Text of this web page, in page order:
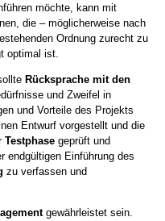
möchte, kann mit
die – möglicherweise nach
Ordnung zurecht zu
optimal ist.
Rücksprache mit den
und Zweifel in
und Vorteile des Projekts
Entwurf vorgestellt und die
Testphasegeprüft und
endgültigen Einführung des
zu verfassen und
gewährleistet sein.